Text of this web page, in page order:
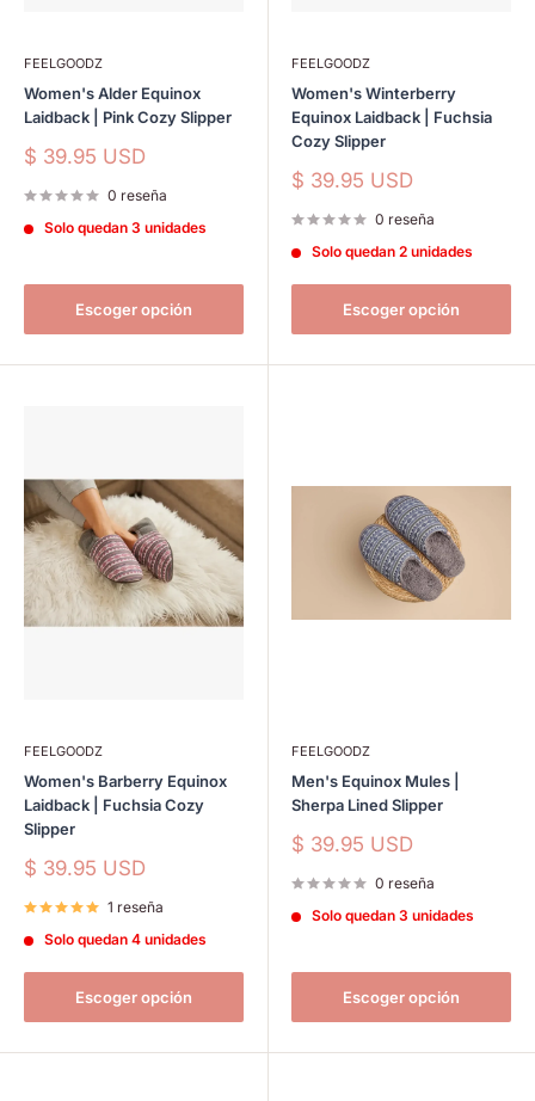
FEELGOODZ
Women's Alder Equinox
Laidback | Pink Cozy Slipper
Precio
venta
$ 39.95 USD
0 reseña
Solo quedan 3 unidades
Escoger opción
FEELGOODZ
Women's Winterberry
Equinox Laidback | Fuchsia
Cozy Slipper
Precio
venta
$ 39.95 USD
0 reseña
Solo quedan 2 unidades
Escoger opción
FEELGOODZ
Women's Barberry Equinox
Laidback | Fuchsia Cozy
Slipper
Precio
venta
$ 39.95 USD
1 reseña
Solo quedan 4 unidades
Escoger opción
FEELGOODZ
Men's Equinox Mules |
Sherpa Lined Slipper
Precio
venta
$ 39.95 USD
0 reseña
Solo quedan 3 unidades
Escoger opción